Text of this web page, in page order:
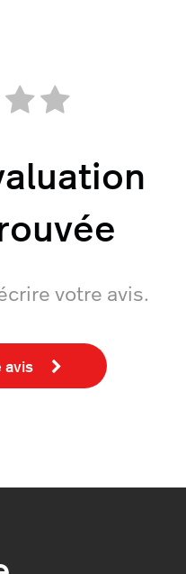
votre avis.
avis